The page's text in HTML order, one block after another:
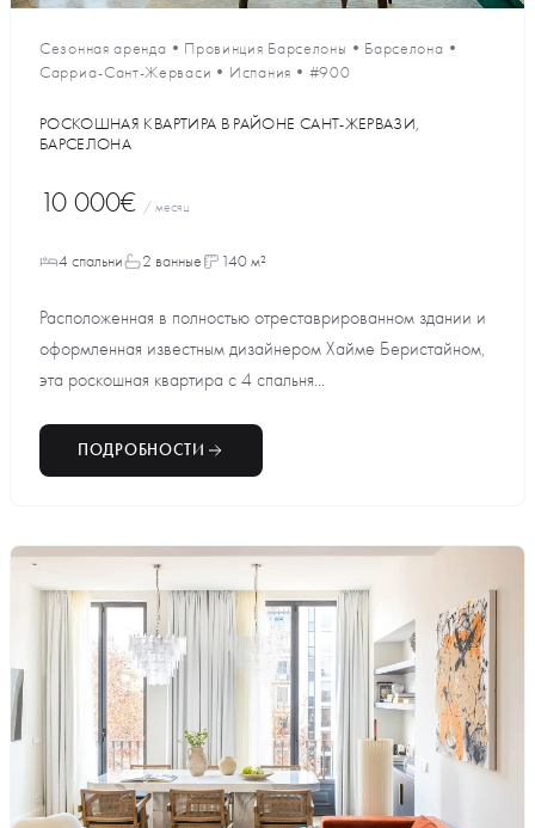
Сезонная аренда • Провинция Барселоны • Барселона •
Сарриа-Сант-Жерваси • Испания • #900
РОСКОШНАЯ КВАРТИРА В РАЙОНЕ САНТ-ЖЕРВАЗИ,
БАРСЕЛОНА
10 000€ / месяц
4 спальни 2 ванные 140 м²
Расположенная в полностью отреставрированном здании и
оформленная известным дизайнером Хайме Бериcтайном,
эта роскошная квартира с 4 спальня...
ПОДРОБНОСТИ